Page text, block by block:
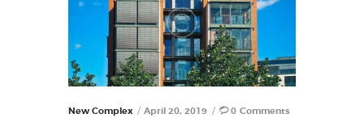
New Complex April 20, 2019 0 Comments